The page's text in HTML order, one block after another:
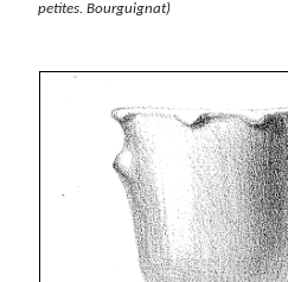
petites. Bourguignat)